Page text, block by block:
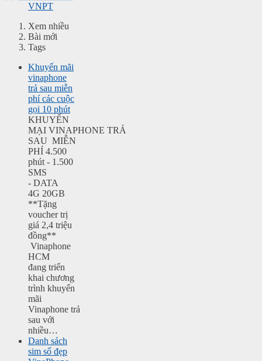
Xem nhiều
Bài mới
Tags
Khuyến mãi
vinaphone
trả sau miễn
phí các cuộc
gọi 10 phút
KHUYẾN
MẠI VINAPHONE TRẢ
SAU MIỄN
PHÍ 4.500
phút - 1.500
SMS
- DATA
4G 20GB
**Tặng
voucher trị
giá 2,4 triệu
đồng**
Vinaphone
HCM
đang triển
khai chương
trình khuyến
mãi
Vinaphone trả
sau với
nhiều…
Danh sách
sim số đẹp